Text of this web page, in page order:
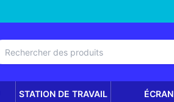
STATION DE TRAVAIL ÉCRAN